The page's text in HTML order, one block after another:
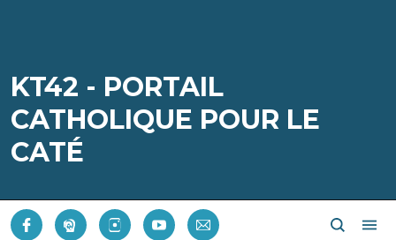
KT42 - PORTAIL
CATHOLIQUE POUR LE
CATÉ